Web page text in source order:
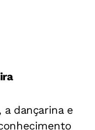
dançarina e